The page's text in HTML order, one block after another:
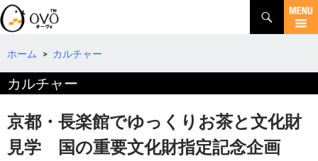
検
索
コ
テ
ツ
へ
移
動
ホーム > カルチャー
カルチャー
京都・長楽館でゆっくりお茶と文化財
見学 国の重要文化財指定記念企画